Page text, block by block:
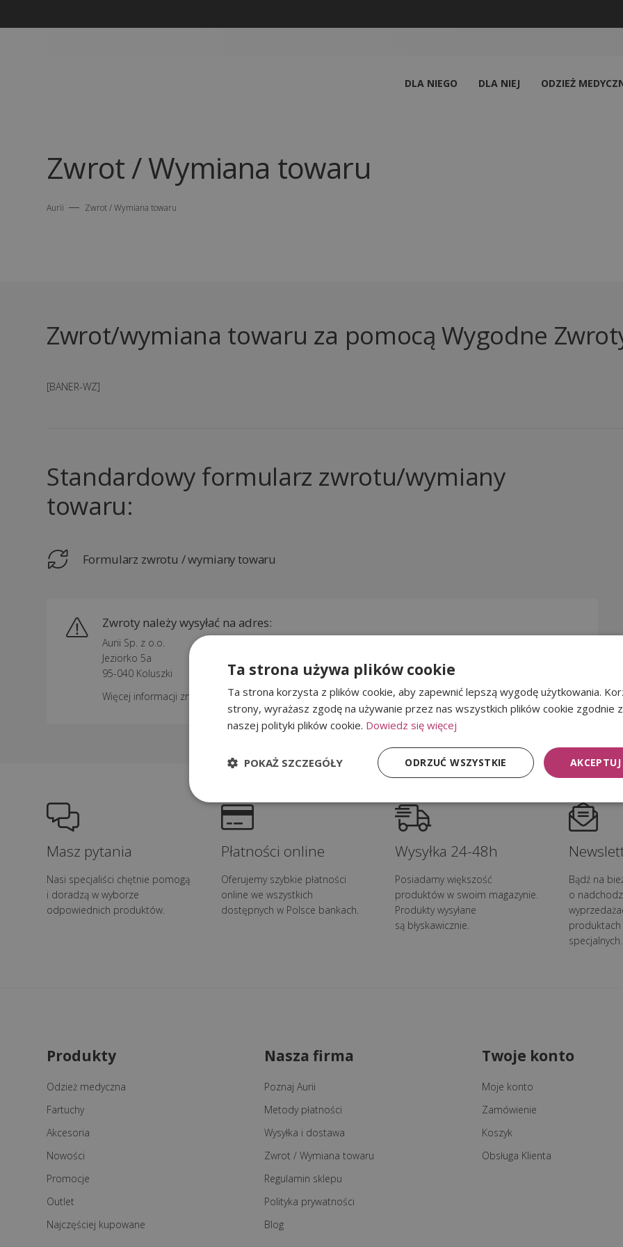
DLA NIEGO DLA NIEJ ODZIEŻ
Zwrot / Wymiana towaru
Aurii Zwrot / Wymiana towaru
Zwrot/wymiana towaru za pomocą Wygodne
[BANER-WZ]
Standardowy formularz zwrotu/wymiany
towaru:
Formularz zwrotu / wymiany towaru
Zwroty należy wysyłać na adres:
Aurii Sp. z o.o.
Jeziorko 5a
95-040 Koluszki
Więcej informacji znajdziesz w formularzu zwrotu oraz wregulaminie sklepu.
Masz pytania
Nasi specjaliści chętnie pomogą
i doradzą w wyborze
odpowiednich produktów.
Płatności online
Oferujemy szybkie płatności
online we wszystkich
dostępnych w Polsce bankach.
Wysyłka 24-48h
Posiadamy większość
produktów w swoim magazynie.
Produkty wysyłane
są błyskawicznie.
Bądź na
o
specjalnych.
Produkty
Odzież medyczna
Fartuchy
Akcesoria
Nowości
Promocje
Outlet
Najczęściej kupowane
Nasza firma
Poznaj Aurii
Metody płatności
Wysyłka i dostawa
Zwrot / Wymiana towaru
Regulamin sklepu
Polityka prywatności
Blog
Twoje konto
Moje konto
Zamówienie
Koszyk
Obsługa Klienta
Ta strona używa plików cookie
Ta strona korzysta z plików cookie, aby zapewnić lepszą wygodę użytkowania.
strony, wyrażasz zgodę na używanie przez nas wszystkich plików cookie zgodnie
naszej polityki plików cookie. Dowiedz się więcej
ODRZUĆ WSZYSTKIE
POKAŻ SZCZEGÓŁY